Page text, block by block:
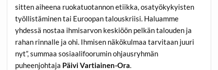
sitten aiheena ruokatuotannon etiikka, osatyökykyisten
työllistäminen tai Euroopan talouskriisi. Haluamme
yhdessä nostaa ihmisarvon keskiöön pelkän talouden ja
rahan rinnalle ja ohi. Ihmisen näkökulmaa tarvitaan juuri
nyt”, summaa sosiaalifoorumin ohjausryhmän
puheenjohtaja Päivi Vartiainen-Ora.